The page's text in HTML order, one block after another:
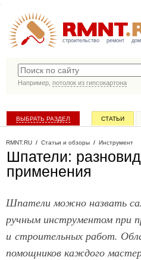
строительство ремонт
Например, потолок из гипсокартона
ВЫБРАТЬ РАЗДЕЛ СТАТЬИ
RMNT.RU / Статьи и обзоры / Инструмент
Шпатели:
применения
Шпатели можно назвать
ручным инструментом при
и строительных работ.
помощников каждого